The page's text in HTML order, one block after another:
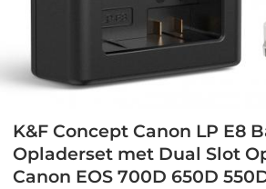
K&F Concept Canon LP E8
Opladerset met Dual Slot
Canon EOS 700D 650D